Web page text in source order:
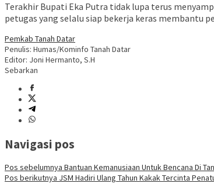
Terakhir Bupati Eka Putra tidak lupa terus
petugas yang selalu siap bekerja keras membantu
Pemkab Tanah Datar
Penulis: Humas/Kominfo Tanah Datar
Editor: Joni Hermanto, S.H
Sebarkan
Navigasi pos
Pos sebelumnya Bantuan Kemanusiaan Untuk Bencana Di
Pos berikutnya JSM Hadiri Ulang Tahun Kakak Tercinta